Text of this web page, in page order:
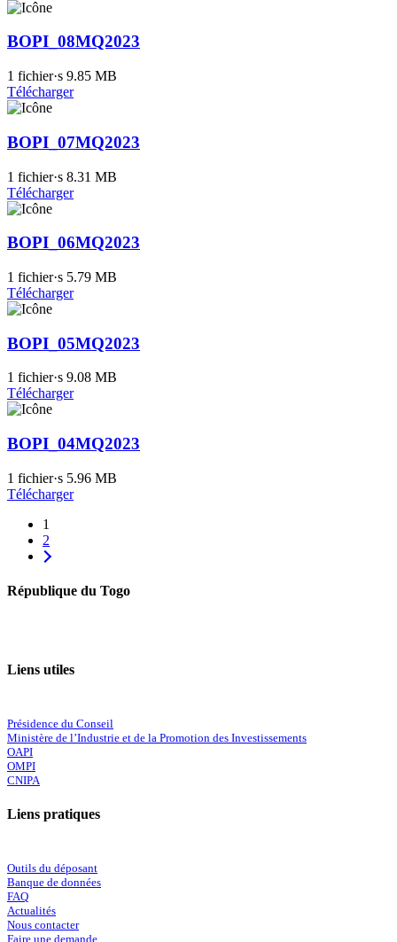
BOPI_08MQ2023
1 fichier·s 9.85 MB
Télécharger
BOPI_07MQ2023
1 fichier·s 8.31 MB
Télécharger
BOPI_06MQ2023
1 fichier·s 5.79 MB
Télécharger
BOPI_05MQ2023
1 fichier·s 9.08 MB
Télécharger
BOPI_04MQ2023
1 fichier·s 5.96 MB
Télécharger
1
2
République du Togo
Liens utiles
Présidence du Conseil
Ministère de l’Industrie et de la Promotion des Investissements
OAPI
OMPI
CNIPA
Liens pratiques
Outils du déposant
Banque de données
FAQ
Actualités
Nous contacter
Faire une demande